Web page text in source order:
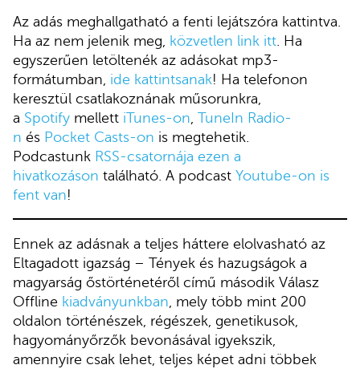
Az adás meghallgatható a fenti lejátszóra kattintva.
Ha az nem jelenik meg, közvetlen link itt . Ha
egyszerűen letöltenék az adásokat mp3-
formátumban, ide kattintsanak! Ha telefonon
keresztül csatlakoznának műsorunkra,
a Spotify mellett iTunes-on TuneIn Radio-
n és Pocket Casts-on is megtehetik.
Podcastunk RSS-csatornája ezen a
hivatkozáson található. A podcast Youtube-on is
fent van!
Ennek az adásnak a teljes háttere elolvasható az
Eltagadott igazság – Tények és hazugságok a
magyarság őstörténetéről című második Válasz
Offline kiadványunkban , mely több mint 200
oldalon történészek, régészek, genetikusok,
hagyományőrzők bevonásával igyekszik,
amennyire csak lehet, teljes képet adni többek